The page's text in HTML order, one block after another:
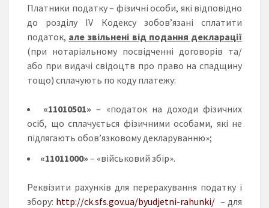
Платники податку – фізичні особи, які відповідно
до розділу IV Кодексу зобов’язані сплатити
податок, але звільнені від подання декларації
(при нотаріальному посвідченні договорів та/
або при видачі свідоцтв про право на спадщину
тощо) сплачують по коду платежу:
«11010501» – «податок на доходи фізичних
осіб, що сплачується фізичними особами, які не
підлягають обов’язковому декларуванню»;
«11011000» – «військовий збір».
Реквізити рахунків для перерахування податку і
збору: http://ck.sfs.gov.ua/byudjetni-rahunki/ – для